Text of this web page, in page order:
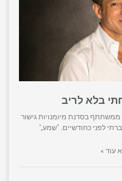
בלא לריב
ממשתתף בסדנת מיומנויות גישור
לפני כחודשיים. "שמע,"
עוד »